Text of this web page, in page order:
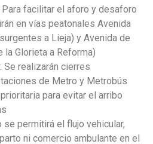
facilitar el aforo y desaforo
en vías peatonales Avenida
a Lieja) y Avenida de
Glorieta a Reforma)
Se realizarán cierres
de Metro y Metrobús
para evitar el arribo
se permitirá el flujo vehicular,
ni comercio ambulante en el